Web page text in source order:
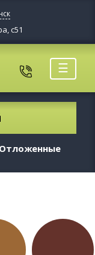
с51
☰
Отложенные